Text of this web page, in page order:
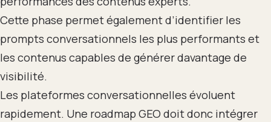
Cette phase permet également d’identifier les
prompts conversationnels les plus performants et
les contenus capables de générer davantage de
visibilité.
Les plateformes conversationnelles évoluent
rapidement. Une roadmap GEO doit donc intégrer